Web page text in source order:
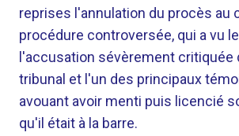
reprises l'annulation du procès au
procédure controversée, qui a vu
l'accusation sévèrement critiquée
tribunal et l'un des principaux
avouant avoir menti puis licencié
qu'il était à la barre.